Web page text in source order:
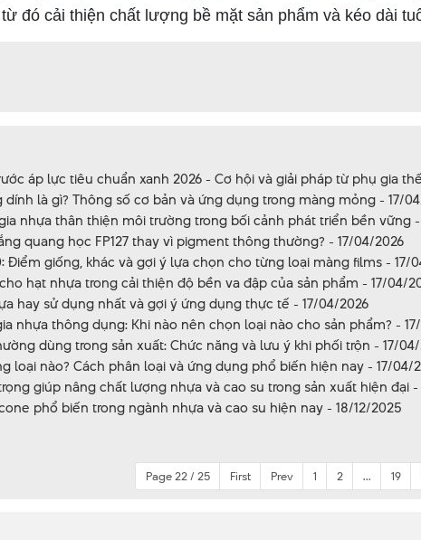
đó cải thiện chất lượng bề mặt sản phẩm và kéo dài
áp lực tiêu chuẩn xanh 2026 - Cơ hội và giải pháp từ phụ gia
dính là gì? Thông số cơ bản và ứng dụng trong màng mỏng - 17/
nhựa thân thiện môi trường trong bối cảnh phát triển bền vững -
quang học FP127 thay vì pigment thông thường? - 17/04/2026
Điểm giống, khác và gợi ý lựa chọn cho từng loại màng films - 17/
hạt nhựa trong cải thiện độ bền va đập của sản phẩm - 17/04/
hay sử dụng nhất và gợi ý ứng dụng thực tế - 17/04/2026
nhựa thông dụng: Khi nào nên chọn loại nào cho sản phẩm? -
dùng trong sản xuất: Chức năng và lưu ý khi phối trộn - 17/
loại nào? Cách phân loại và ứng dụng phổ biến hiện nay - 17/04/
giúp nâng chất lượng nhựa và cao su trong sản xuất hiện đại -
phổ biến trong ngành nhựa và cao su hiện nay - 18/12/2025
Page 22 / 25 First Prev 1 2 ... 19